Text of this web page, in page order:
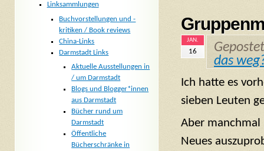
JAN.
16
das
Ich hatte es
sieben Leuten
Aber manchmal
Neues
Linksammlungen
Buchvorstellungen und -
kritiken / Book reviews
China-Links
Darmstadt Links
Aktuelle Ausstellungen in
/ um Darmstadt
Blogs und Blogger*innen
aus Darmstadt
Bücher rund um
Darmstadt
Öffentliche
Bücherschränke in